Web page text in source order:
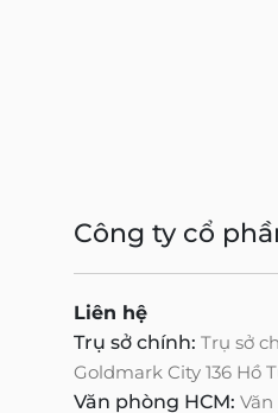
Công ty cổ
Liên hệ
Trụ sở chính: Trụ sở
Goldmark City 136 Hồ
Văn phòng HCM: